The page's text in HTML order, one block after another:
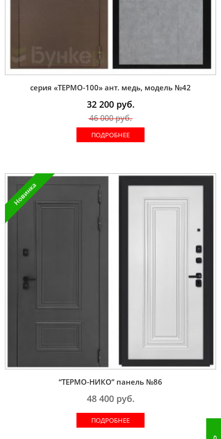
серия «ТЕРМО-100» ант. медь, модель №42
32 200руб.
46 000руб.
ПОДРОБНЕЕ
Новинка
“ТЕРМО-НИКО” панель №86
48 400руб.
ПОДРОБНЕЕ